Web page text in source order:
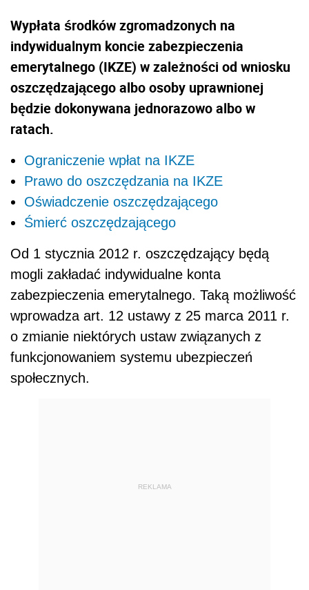
Wypłata środków zgromadzonych na
indywidualnym koncie zabezpieczenia
emerytalnego (IKZE) w zależności od wniosku
oszczędzającego albo osoby uprawnionej
będzie dokonywana jednorazowo albo w
ratach.
Ograniczenie wpłat na IKZE
Prawo do oszczędzania na IKZE
Oświadczenie oszczędzającego
Śmierć oszczędzającego
Od 1 stycznia 2012 r. oszczędzający będą
mogli zakładać indywidualne konta
zabezpieczenia emerytalnego. Taką możliwość
wprowadza art. 12 ustawy z 25 marca 2011 r.
o zmianie niektórych ustaw związanych z
funkcjonowaniem systemu ubezpieczeń
społecznych.
REKLAMA